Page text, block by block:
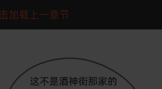
加载上一章节